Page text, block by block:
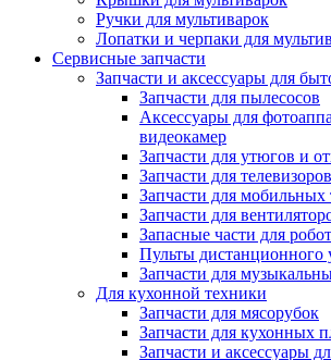
Ручки для мультиварок
Лопатки и черпаки для
Сервисные запчасти
Запчасти и аксессуары для
Запчасти для пылесосов
Аксессуары для
видеокамер
Запчасти для утюгов и
Запчасти для
Запчасти для мобильных
Запчасти для
Запасные части для
Пульты дистанционного
Запчасти для
Для кухонной техники
Запчасти для мясорубок
Запчасти для кухонных
Запчасти и аксессуары